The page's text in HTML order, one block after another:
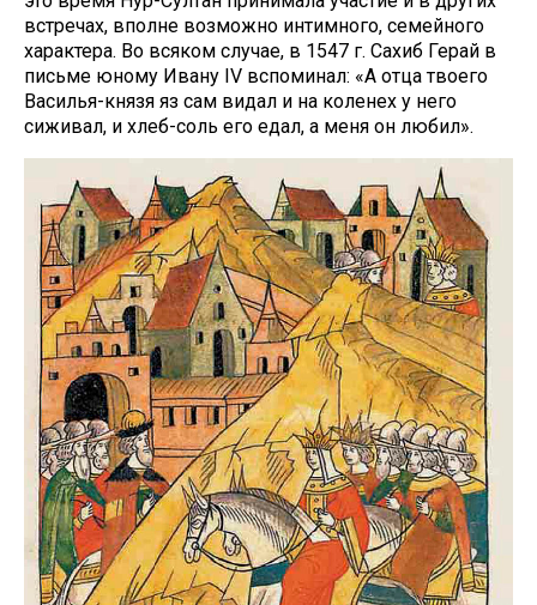
встречах, вполне возможно интимного, семейного
характера. Во всяком случае, в 1547 г. Сахиб Герай в
письме юному Ивану IV вспоминал: «А отца твоего
Василья-князя яз сам видал и на коленех у него
сиживал, и хлеб-соль его едал, а меня он любил».